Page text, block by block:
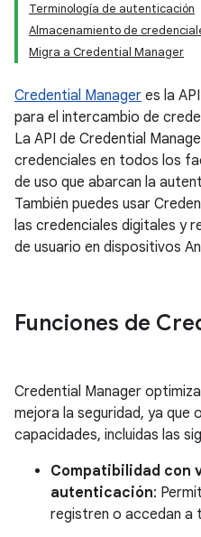
Terminología de autenticación
Almacenamiento de
Migra a Credential Manager
Credential Manager es la
para el intercambio de
La API de Credential
credenciales en todos los
de uso que abarcan la
También puedes usar
las credenciales digitales y
de usuario en dispositivos
Funciones de
Credential Manager
mejora la seguridad, ya que
capacidades, incluidas las
Compatibilidad con
autenticación:
registren o accedan a